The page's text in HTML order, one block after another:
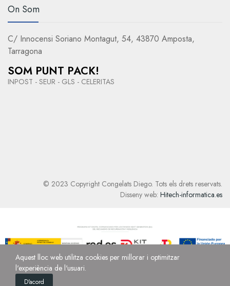
On Som
C/ Innocensi Soriano Montagut, 54, 43870 Amposta,
Tarragona
SOM PUNT PACK!
INPOST - SEUR - GLS - CELERITAS
© 2023 Copyright Congelats Diego. Tots els drets reservats.
Disseny web: Hitech-informatica.es
Aquest lloc web utilitza cookies per millorar i optimitzar
l'experiència de l'usuari.
D'acord